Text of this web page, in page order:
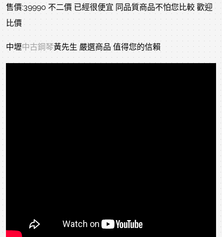
售價:39990 不二價 已經很便宜 同品質商品不怕您比較 歡迎
比價
中壢中古鋼琴黃先生 嚴選商品 值得您的信賴